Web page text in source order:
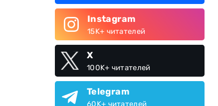
Instagram
15K+ читателей
X
100K+ читателей
Telegram
60K+ читателей